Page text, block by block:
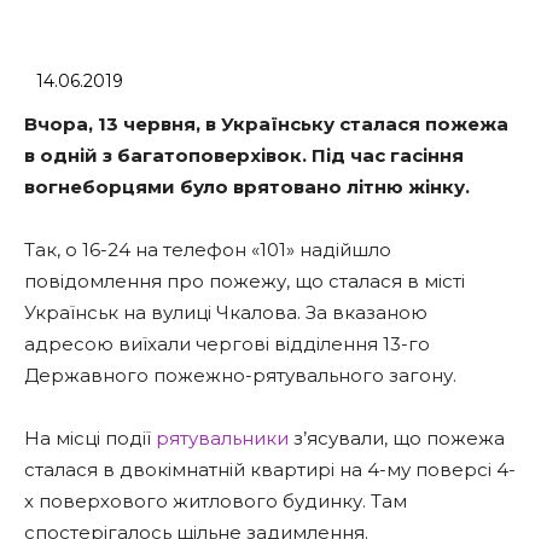
14.06.2019
Вчора, 13 червня, в Українську сталася пожежа
в одній з багатоповерхівок. Під час гасіння
вогнеборцями було врятовано літню жінку.
Так, о 16-24 на телефон «101» надійшло
повідомлення про пожежу, що сталася в місті
Українськ на вулиці Чкалова. За вказаною
адресою виїхали чергові відділення 13-го
Державного пожежно-рятувального загону.
На місці події рятувальники з’ясували, що пожежа
сталася в двокімнатній квартирі на 4-му поверсі 4-
х поверхового житлового будинку. Там
спостерігалось щільне задимлення.